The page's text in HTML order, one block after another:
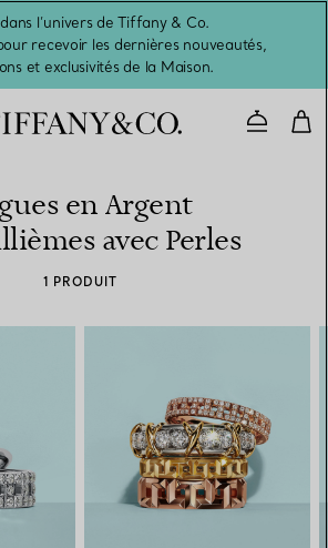
l’univers de Tiffany & Co.
recevoir les dernières nouveautés,
et exclusivités de la Maison.
en Argent
avec Perles
1 PRODUIT